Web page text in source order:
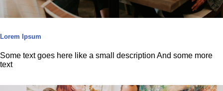
Lorem Ipsum
Some text goes here like a small description And some more
text